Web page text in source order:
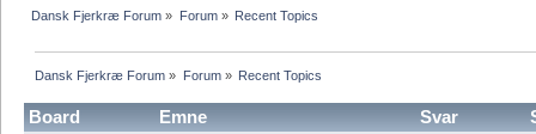
Dansk Fjerkræ Forum » Forum» Recent Topics
Dansk Fjerkræ Forum » Forum» Recent Topics
Board Emne Svar